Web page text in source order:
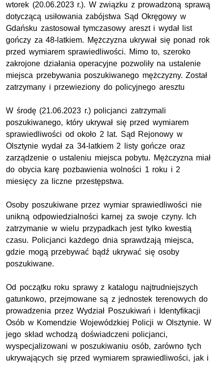
wtorek (20.06.2023 r.). W związku z prowadzoną sprawą
dotyczącą usiłowania zabójstwa Sąd Okręgowy w
Gdańsku zastosował tymczasowy areszt i wydał list
gończy za 48-latkiem. Mężczyzna ukrywał się ponad rok
przed wymiarem sprawiedliwości. Mimo to, szeroko
zakrojone działania operacyjne pozwoliły na ustalenie
miejsca przebywania poszukiwanego mężczyzny. Został
zatrzymany i przewieziony do policyjnego aresztu
W środę (21.06.2023 r.) policjanci zatrzymali
poszukiwanego, który ukrywał się przed wymiarem
sprawiedliwości od około 2 lat. Sąd Rejonowy w
Olsztynie wydał za 34-latkiem 2 listy gończe oraz
zarządzenie o ustaleniu miejsca pobytu. Mężczyzna miał
do obycia karę pozbawienia wolności 1 roku i 2
miesięcy za liczne przestępstwa.
Osoby poszukiwane przez wymiar sprawiedliwości nie
unikną odpowiedzialności karnej za swoje czyny. Ich
zatrzymanie w wielu przypadkach jest tylko kwestią
czasu. Policjanci każdego dnia sprawdzają miejsca,
gdzie mogą przebywać bądź ukrywać się osoby
poszukiwane.
Od początku roku sprawy z katalogu najtrudniejszych
gatunkowo, przejmowane są z jednostek terenowych do
prowadzenia przez Wydział Poszukiwań i Identyfikacji
Osób w Komendzie Wojewódzkiej Policji w Olsztynie. W
jego skład wchodzą doświadczeni policjanci,
wyspecjalizowani w poszukiwaniu osób, zarówno tych
ukrywających się przed wymiarem sprawiedliwości, jak i